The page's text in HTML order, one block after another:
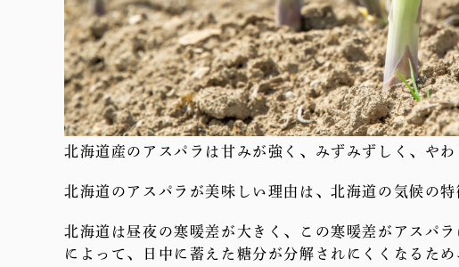
北海道産のアスパラは⽢みが強く、みずみずしく、やわ
北海道のアスパラが美味しい理由は、北海道の気候の特
北海道は昼夜の寒暖差が大きく、この寒暖差がアスパ
によって、日中に蓄えた糖分が分解されにくくなるた